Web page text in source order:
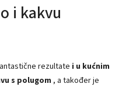
i kakvu
rezultate i u kućnim
s polugom , a također je